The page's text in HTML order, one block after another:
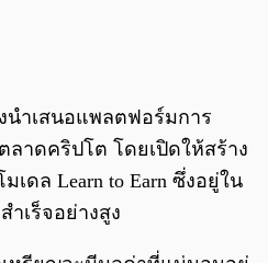
นำเสนอแพลตฟอร์มการ
าดคริปโต โดยเปิดให้สร้าง
เดล Learn to Earn ซึ่งอยู่ใน
เร็จอย่างสูง